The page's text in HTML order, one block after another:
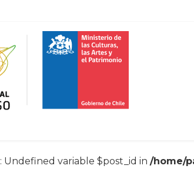
: Undefined variable $post_id in/home/